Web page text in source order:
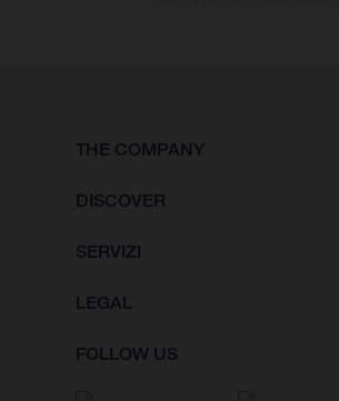
THE COMPANY
DISCOVER
SERVIZI
LEGAL
FOLLOW US